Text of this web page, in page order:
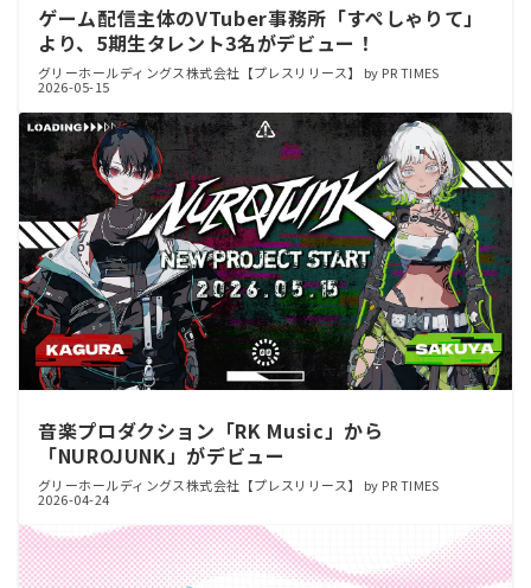
ゲーム配信主体のVTuber事務所「すぺしゃりて」
より、5期生タレント3名がデビュー！
グリーホールディングス株式会社【プレスリリース】 by PR TIMES
2026-05-15
音楽プロダクション「RK Music」から
「NUROJUNK」がデビュー
グリーホールディングス株式会社【プレスリリース】 by PR TIMES
2026-04-24